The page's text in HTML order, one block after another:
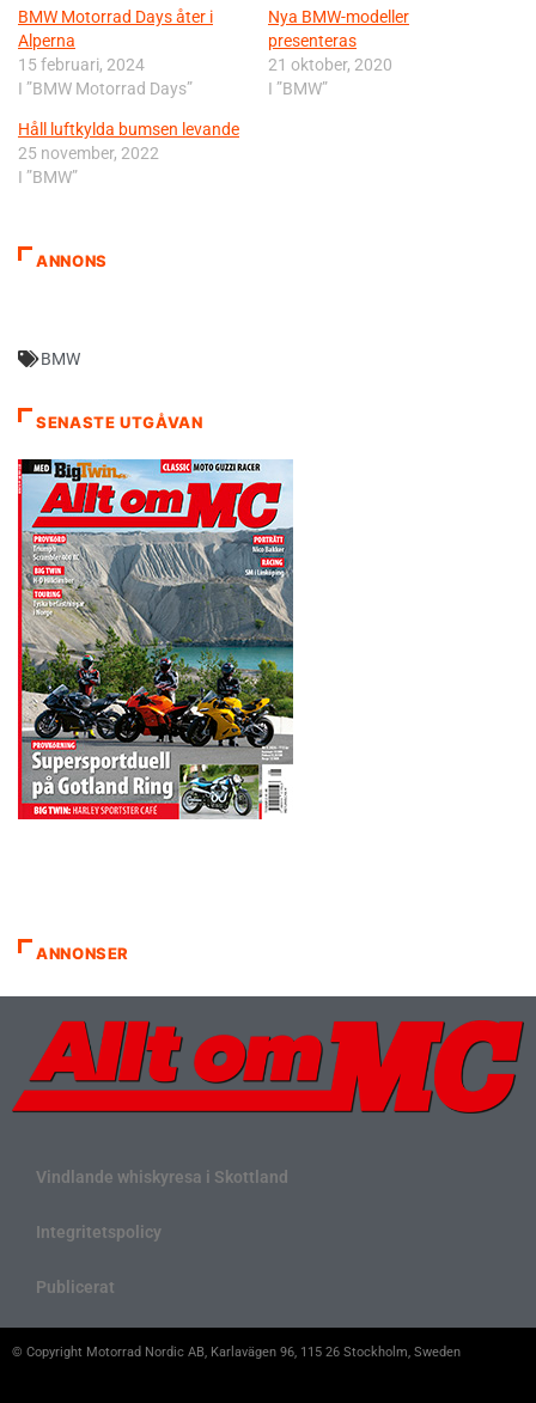
BMW Motorrad Days åter i
Alperna
15 februari, 2024
I ”BMW Motorrad Days”
Nya BMW-modeller
presenteras
21 oktober, 2020
I ”BMW”
Håll luftkylda bumsen levande
25 november, 2022
I ”BMW”
ANNONS
BMW
SENASTE UTGÅVAN
ANNONSER
Vindlande whiskyresa i Skottland
Integritetspolicy
Publicerat
© Copyright Motorrad Nordic AB, Karlavägen 96, 115 26 Stockholm, Sweden